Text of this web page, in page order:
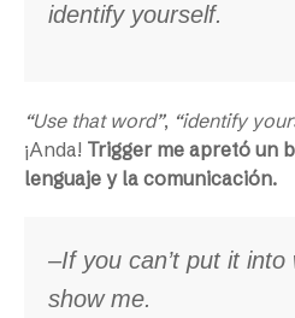
identify yourself.
“Use that word”, “identify
¡Anda! Trigger me apretó un
lenguaje y la comunicación.
–If you can’t put it
show me.